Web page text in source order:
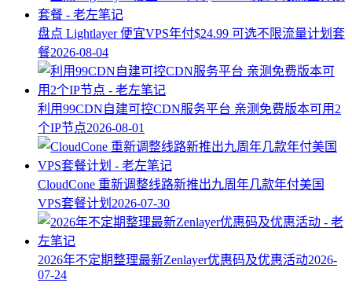
盘点 Lightlayer 便宜VPS年付$24.99 可选不限流量计划套
餐2026-08-04
利用99CDN自建可控CDN服务平台 亲测免费版本可用2
个IP节点2026-08-01
CloudCone 重新调整线路新推出九周年几款年付美国
VPS套餐计划 2026-07-30
2026年不定期整理最新Zenlayer优惠码及优惠活动2026-
07-24